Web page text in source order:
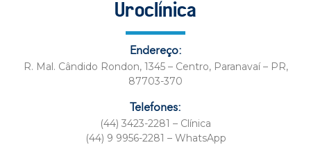
Uroclínica
Endereço:
R. Mal. Cândido Rondon, 1345 – Centro, Paranavaí – PR,
87703-370
Telefones:
(44) 3423-2281 – Clínica
(44) 9 9956-2281 – WhatsApp